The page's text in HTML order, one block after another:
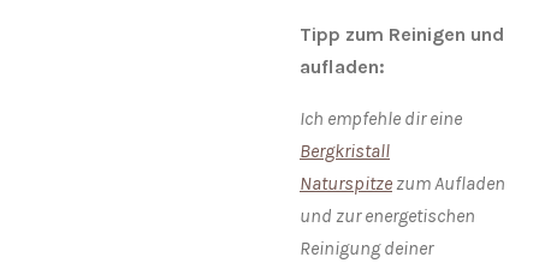
Tipp zum Reinigen und
aufladen:
Ich empfehle dir eine
Bergkristall
Naturspitzezum Aufladen
und zur energetischen
Reinigung deiner